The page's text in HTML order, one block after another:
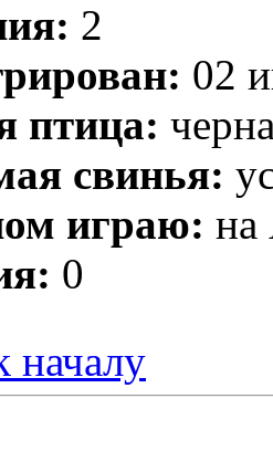
2
02
птица:
свинья:
играю: на
0
началу